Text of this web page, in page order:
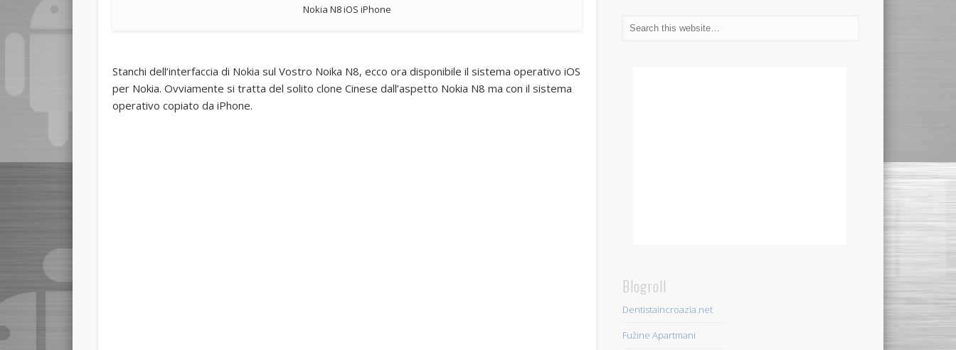
Nokia N8 iOS iPhone
Stanchi dell’interfaccia di Nokia sul Vostro Noika N8, ecco ora disponibile il sistema operativo iOS
per Nokia. Ovviamente si tratta del solito clone Cinese dall’aspetto Nokia N8 ma con il sistema
operativo copiato da iPhone.
Blogroll
Dentistaincroazia.net
Fužine Apartmani